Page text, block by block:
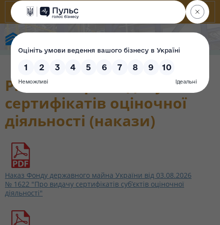
Рішення про видачу
сертифікатів оціночної
діяльності (накази)
Наказ Фонду державного майна України від 03.08.2026
№ 1622 "Про видачу сертифікатів суб’єктів оціночної
діяльності"